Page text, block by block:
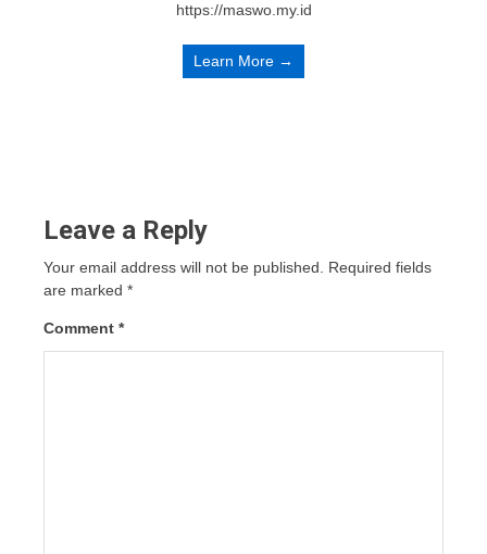
https://maswo.my.id
Learn More →
Leave a Reply
Your email address will not be published. Required fields
are marked *
Comment *